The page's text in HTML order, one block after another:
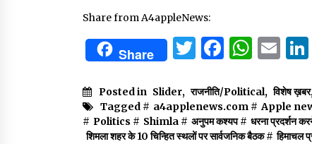
Share from A4appleNews:
Share Twitter
Posted in Slider, राजनीति/Political, विशेष ख़बर
Tagged # a4applenews.com # Apple
# Politics # Shimla # अनुपम कश्यप# धरना प्रदर्शन
शिमला शहर के 10 चिन्हित स्थलों पर सार्वजनिक बैठक# हिमाचल